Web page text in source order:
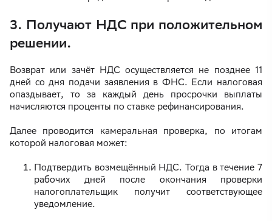
3. Получают НДС при положительном
решении.
Возврат или зачёт НДС осуществляется не позднее 11
дней со дня подачи заявления в ФНС. Если налоговая
опаздывает, то за каждый день просрочки выплаты
начисляются проценты по ставке рефинансирования.
Далее проводится камеральная проверка, по итогам
которой налоговая может:
Подтвердить возмещённый НДС. Тогда в течение 7
рабочих дней после окончания проверки
налогоплательщик получит соответствующее
уведомление.